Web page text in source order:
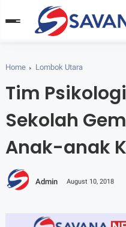
Home Lombok Utara
Tim
Sekolah
Anak-anak
Admin August 10, 2018